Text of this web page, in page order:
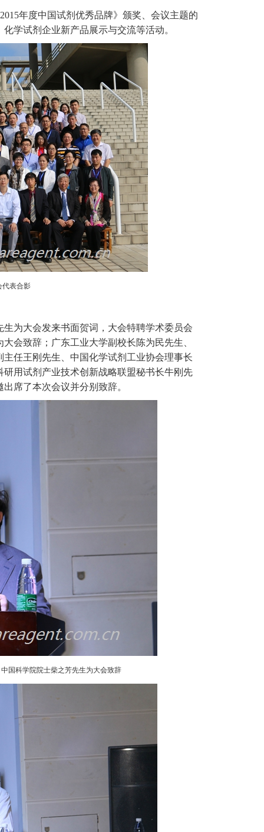
年度中国试剂优秀品牌》颁奖、会议主题的
学试剂企业新产品展示与交流等活动。
代表合影
为大会发来书面贺词，大会特聘学术委员会
会致辞；广东工业大学副校长陈为民先生、
任王刚先生、中国化学试剂工业协会理事长
用试剂产业技术创新战略联盟秘书长牛刚先
席了本次会议并分别致辞。
国科学院院士柴之芳先生为大会致辞